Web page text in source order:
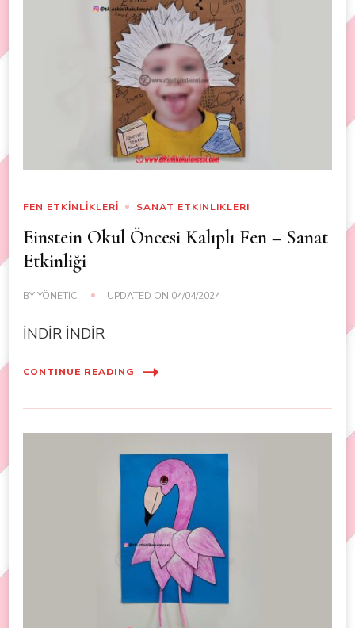
FEN ETKİNLİKLERİ SANAT ETKINLIKLERI
Einstein Okul Öncesi Kalıplı Fen – Sanat
Etkinliği
BYYÖNETICI UPDATED ON 04/04/2024
İNDİR İNDİR
CONTINUE READING